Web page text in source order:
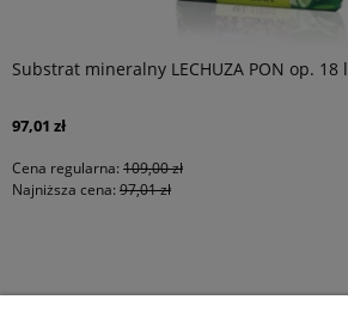
Substrat mineralny LECHUZA PON op. 18 l
97,01 zł
Cena regularna: 109,00 zł
Najniższa cena: 97,01 zł